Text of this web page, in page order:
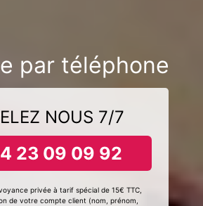
par téléphone
NOUS 7/7
23 09 09 92
privée à tarif spécial de 15€ TTC,
de votre compte client (nom, prénom,